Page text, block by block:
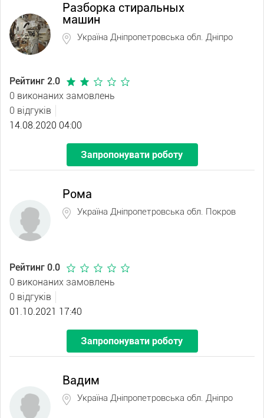
Разборка стиральных
машин
Україна Дніпропетровська обл. Дніпро
Рейтинг 2.0
0 виконаних замовлень
0 відгуків
14.08.2020 04:00
Запропонувати роботу
Рома
Україна Дніпропетровська обл. Покров
Рейтинг 0.0
0 виконаних замовлень
0 відгуків
01.10.2021 17:40
Запропонувати роботу
Вадим
Україна Дніпропетровська обл. Дніпро